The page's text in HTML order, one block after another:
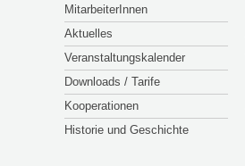
MitarbeiterInnen
Aktuelles
Veranstaltungskalender
Downloads / Tarife
Kooperationen
Historie und Geschichte